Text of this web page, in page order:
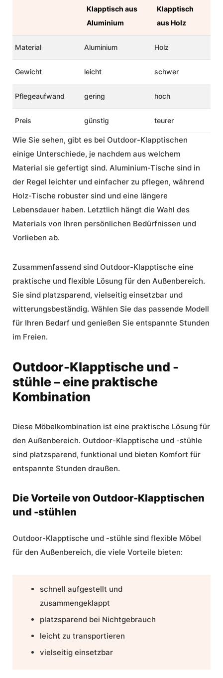
Klapptisch aus
Aluminium
Klapptisch
aus Holz
Material Aluminium Holz
Gewicht leicht schwer
Pflegeaufwand gering hoch
Preis günstig teurer
Wie Sie sehen, gibt es bei Outdoor-Klapptischen
einige Unterschiede, je nachdem aus welchem
Material sie gefertigt sind. Aluminium-Tische sind in
der Regel leichter und einfacher zu pflegen, während
Holz-Tische robuster sind und eine längere
Lebensdauer haben. Letztlich hängt die Wahl des
Materials von Ihren persönlichen Bedürfnissen und
Vorlieben ab.
Zusammenfassend sind Outdoor-Klapptische eine
praktische und flexible Lösung für den Außenbereich.
Sie sind platzsparend, vielseitig einsetzbar und
witterungsbeständig. Wählen Sie das passende Modell
für Ihren Bedarf und genießen Sie entspannte Stunden
im Freien.
Outdoor-Klapptische und -
stühle – eine praktische
Kombination
Diese Möbelkombination ist eine praktische Lösung für
den Außenbereich. Outdoor-Klapptische und -stühle
sind platzsparend, funktional und bieten Komfort für
entspannte Stunden draußen.
Die Vorteile von Outdoor-Klapptischen
und -stühlen
Outdoor-Klapptische und -stühle sind flexible Möbel
für den Außenbereich, die viele Vorteile bieten:
schnell aufgestellt und
zusammengeklappt
platzsparend bei Nichtgebrauch
leicht zu transportieren
vielseitig einsetzbar